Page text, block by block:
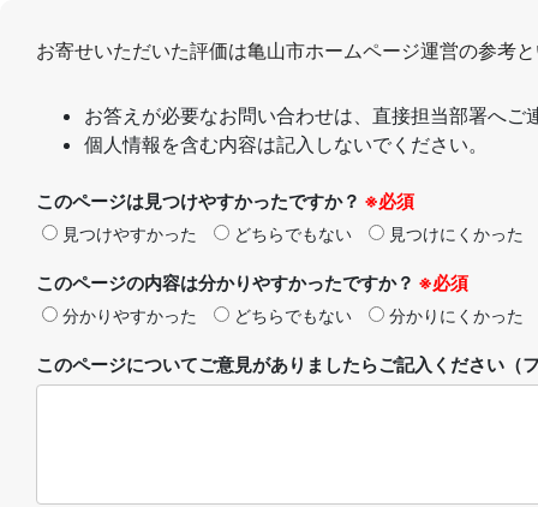
お寄せいただいた評価は亀山市ホームページ運営の参考
お答えが必要なお問い合わせは、直接担当部署へご
個人情報を含む内容は記入しないでください。
このページは見つけやすかったですか？ ※必須
見つけやすかった どちらでもない 見つけにくかった
このページの内容は分かりやすかったですか？ ※必須
分かりやすかった どちらでもない 分かりにくかった
このページについてご意見がありましたらご記入ください